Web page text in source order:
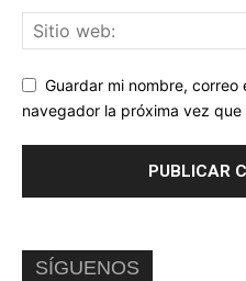
Guardar mi nombre,
navegador la próxima vez que
SÍGUENOS